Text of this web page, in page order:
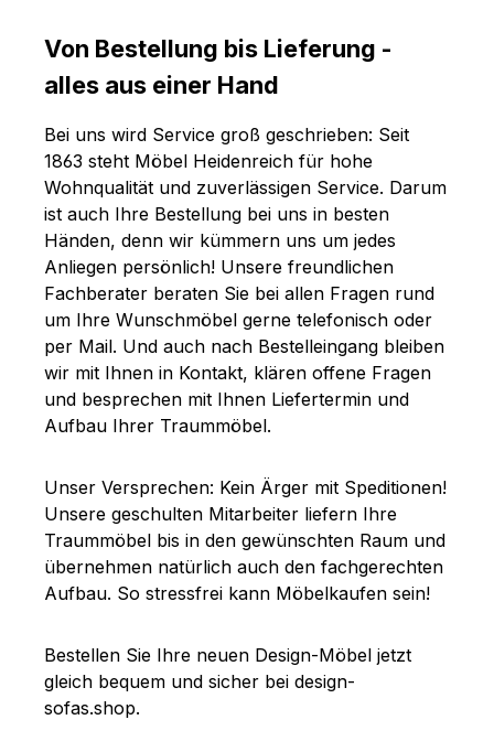
Von Bestellung bis Lieferung -
alles aus einer Hand
Bei uns wird Service groß geschrieben: Seit
1863 steht Möbel Heidenreich für hohe
Wohnqualität und zuverlässigen Service. Darum
ist auch Ihre Bestellung bei uns in besten
Händen, denn wir kümmern uns um jedes
Anliegen persönlich! Unsere freundlichen
Fachberater beraten Sie bei allen Fragen rund
um Ihre Wunschmöbel gerne telefonisch oder
per Mail. Und auch nach Bestelleingang bleiben
wir mit Ihnen in Kontakt, klären offene Fragen
und besprechen mit Ihnen Liefertermin und
Aufbau Ihrer Traummöbel.
Unser Versprechen: Kein Ärger mit Speditionen!
Unsere geschulten Mitarbeiter liefern Ihre
Traummöbel bis in den gewünschten Raum und
übernehmen natürlich auch den fachgerechten
Aufbau. So stressfrei kann Möbelkaufen sein!
Bestellen Sie Ihre neuen Design-Möbel jetzt
gleich bequem und sicher bei design-
sofas.shop.